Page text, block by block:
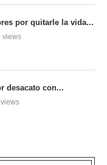
por quitarle la vida...
views
desacato con...